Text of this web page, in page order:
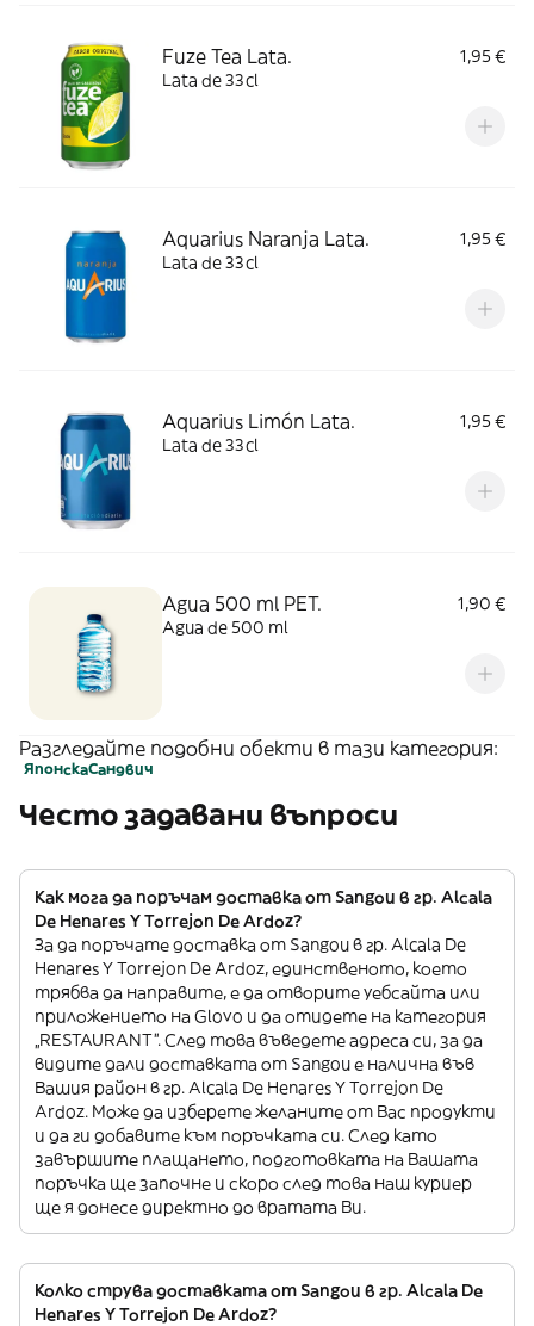
Fuze Tea Lata.
1,95 €
Lata de 33cl
Aquarius Naranja Lata.
1,95 €
Lata de 33cl
Aquarius Limón Lata.
1,95 €
Lata de 33cl
Agua 500 ml PET.
1,90 €
Agua de 500 ml
Разгледайте подобни обекти в тази категория:
ЯпонскаСандвич
Често задавани въпроси
Как мога да поръчам доставка от Sangou в гр. Alcala
De Henares Y Torrejon De Ardoz?
За да поръчате доставка от Sangou в гр. Alcala De
Henares Y Torrejon De Ardoz, единственото, което
трябва да направите, е да отворите уебсайта или
приложението на Glovo и да отидете на категория
„RESTAURANT”. След това въведете адреса си, за да
видите дали доставката от Sangou е налична във
Вашия район в гр. Alcala De Henares Y Torrejon De
Ardoz. Може да изберете желаните от Вас продукти
и да ги добавите към поръчката си. След като
завършите плащането, подготовката на Вашата
поръчка ще започне и скоро след това наш куриер
ще я донесе директно до вратата Ви.
Колко струва доставката от Sangou в гр. Alcala De
Henares Y Torrejon De Ardoz?